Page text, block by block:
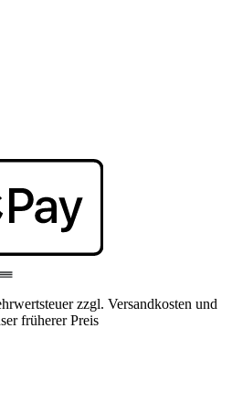
zzgl. Versandkosten und
früherer Preis